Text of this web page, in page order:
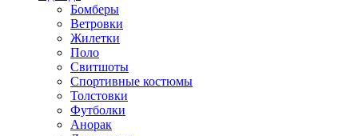
Бомберы
Ветровки
Жилетки
Поло
Свитшоты
Спортивные костюмы
Толстовки
Футболки
Анорак